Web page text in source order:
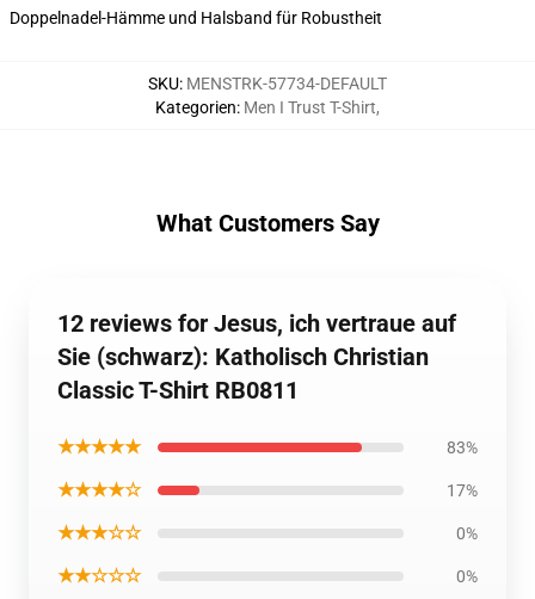
Doppelnadel-Hämme und Halsband für Robustheit
SKU: MENSTRK-57734-DEFAULT
Kategorien: Men I Trust T-Shirt,
What Customers Say
12 reviews for Jesus, ich vertraue auf
Sie (schwarz): Katholisch Christian
Classic T-Shirt RB0811
★★★★★ 83%
★★★★☆ 17%
★★★☆☆ 0%
★★☆☆☆ 0%